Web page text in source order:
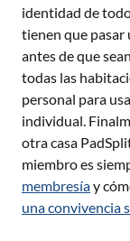
identidad de
tienen que pasar
antes de que
todas las
personal para
individual.
otra casa
miembro es
membresíay
una convivencia